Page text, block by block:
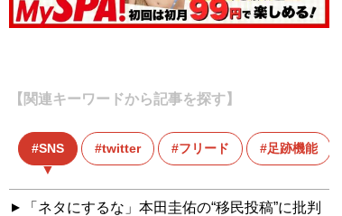
【関連キーワードから記事を探す】
SNS twitter フリード 足跡機能
「ネタにするな」本田圭佑の“移民投稿”に批判